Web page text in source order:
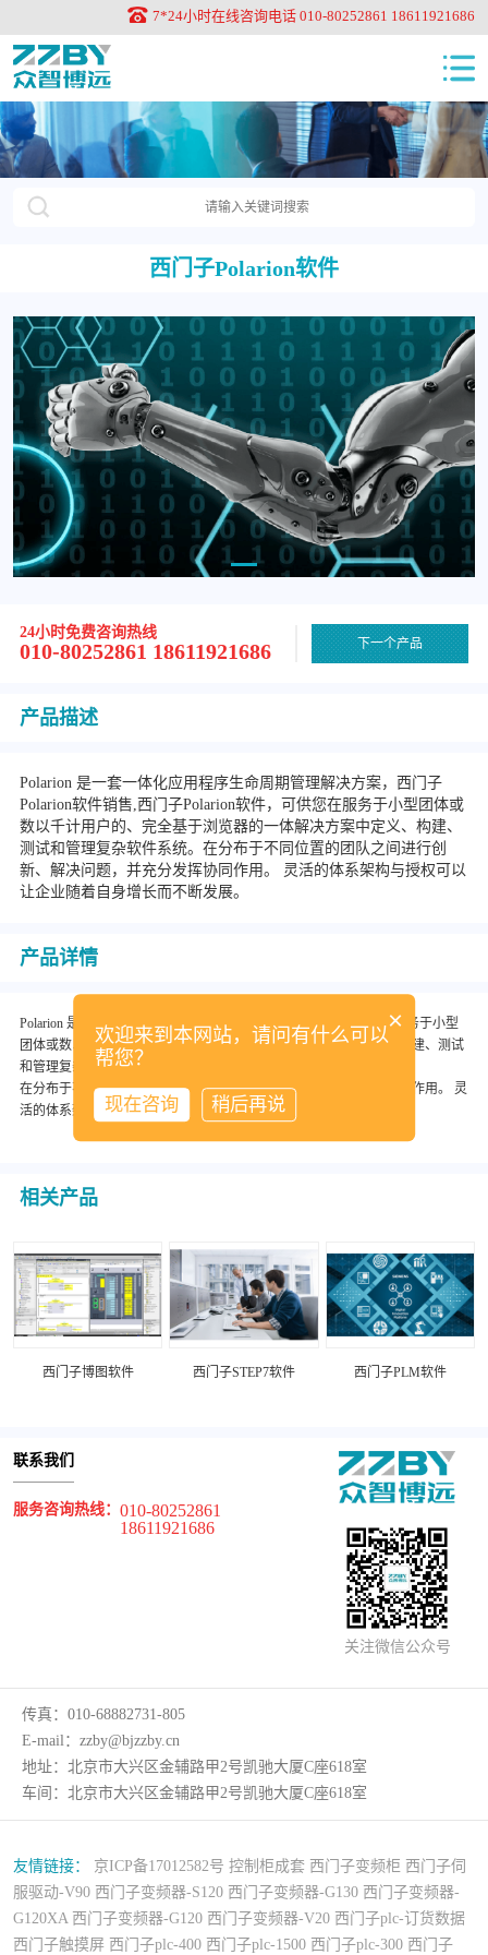
7*24小时在线咨询电话 010-80252861 18611921686
西门子Polarion软件
24小时免费咨询热线
010-80252861 18611921686 下一个产品
产品描述
Polarion 是一套一体化应用程序生命周期管理解决方案，西门子
Polarion软件销售,西门子Polarion软件，可供您在服务于小型团体或
数以千计用户的、完全基于浏览器的一体解决方案中定义、构建、
测试和管理复杂软件系统。在分布于不同位置的团队之间进行创
新、解决问题，并充分发挥协同作用。 灵活的体系架构与授权可以
让企业随着自身增长而不断发展。
产品详情
Polarion 是一套一体化应用程序生命周期管理解决方案，可供您在服务于小型
团体或数以千计用户的、完全基于浏览器的一体解决方案中定义、构建、测试
和管理复杂软件系统。
在分布于不同位置的团队之间进行创新、解决问题，并充分发挥协同作用。 灵
活的体系架构与授权可以让企业随着自身增长而不断发展。
相关产品
西门子博图软件 西门子STEP7软件 西门子PLM软件
联系我们
服务咨询热线： 010-80252861
18611921686
关注微信公众号
传真： 010-68882731-805
E-mail： zzby@bjzzby.cn
地址： 北京市大兴区金辅路甲2号凯驰大厦C座618室
车间： 北京市大兴区金辅路甲2号凯驰大厦C座618室
友情链接： 京ICP备17012582号 控制柜成套 西门子变频柜 西门子伺
服驱动-V90 西门子变频器-S120 西门子变频器-G130 西门子变频器-
G120XA 西门子变频器-G120 西门子变频器-V20 西门子plc-订货数据
西门子触摸屏 西门子plc-400 西门子plc-1500 西门子plc-300 西门子
×
欢迎来到本网站，请问有什么可以
帮您？
现在咨询 稍后再说